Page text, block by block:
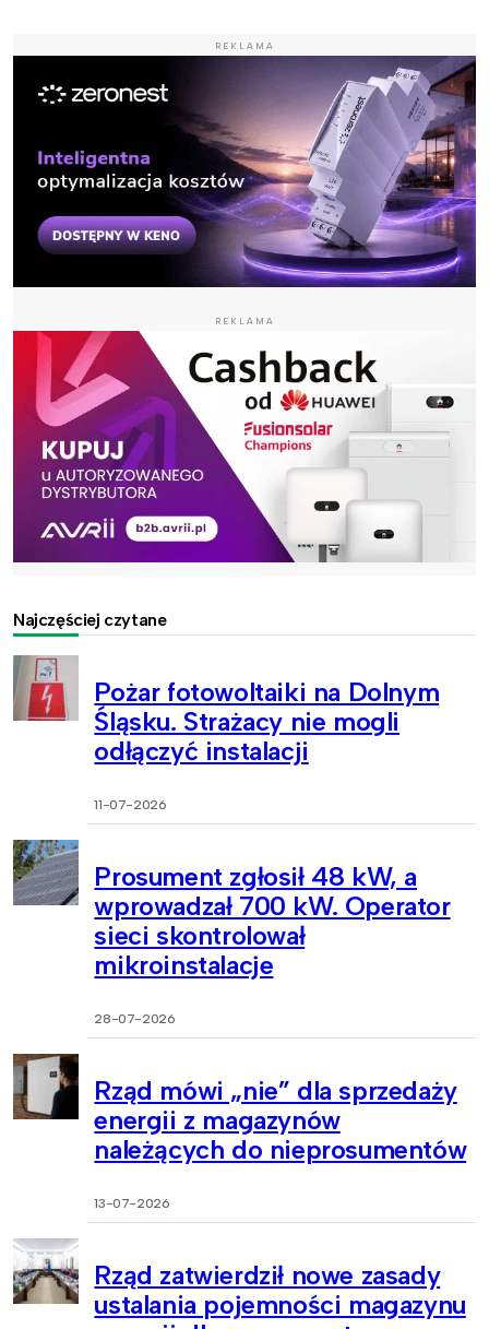
REKLAMA
REKLAMA
Najczęściej czytane
Pożar fotowoltaiki na Dolnym
Śląsku. Strażacy nie mogli
odłączyć instalacji
11-07-2026
Prosument zgłosił 48 kW, a
wprowadzał 700 kW. Operator
sieci skontrolował
mikroinstalacje
28-07-2026
Rząd mówi „nie” dla sprzedaży
energii z magazynów
należących do nieprosumentów
13-07-2026
Rząd zatwierdził nowe zasady
ustalania pojemności magazynu